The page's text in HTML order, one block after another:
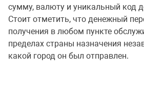
сумму, валюту и уникальный код
Стоит отметить, что денежный
получения в любом пункте
пределах страны назначения
какой город он был отправлен.